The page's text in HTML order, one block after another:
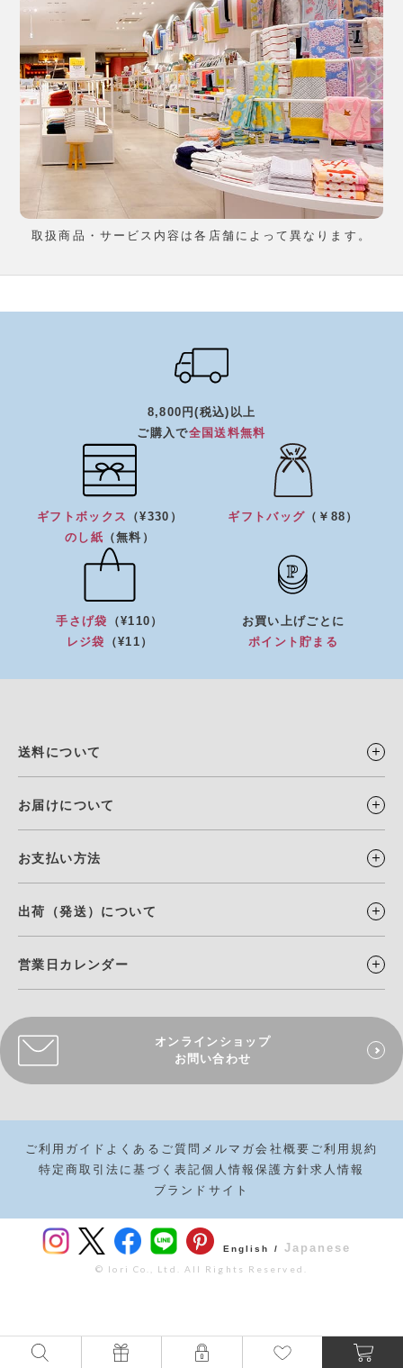
取扱商品・サービス内容は各店舗によって異なります。
8,800円(税込)以上
ご購入で全国送料無料
ギフトボックス
（¥330）
のし紙 （無料）
ギフトバッグ （￥88）
手さげ袋
（¥110）
レジ袋
（¥11）
お買い上げごとに
ポイント貯まる
送料について
お届けについて
お支払い方法
出荷（発送）について
営業日カレンダー
オンラインショップ
お問い合わせ
ご利用ガイド よくあるご質問 メルマガ会社概要 ご利用規約
特定商取引法に基づく表記個人情報保護方針求人情報
ブランドサイト
English / Japanese
© Iori Co., Ltd. All Rights Reserved.